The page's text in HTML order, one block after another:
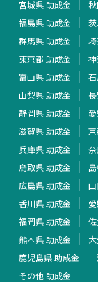
宮城県 助成金
福島県 助成金
群馬県 助成金
東京都 助成金
富山県 助成金
山梨県 助成金
静岡県 助成金
滋賀県 助成金
兵庫県 助成金
鳥取県 助成金
広島県 助成金
香川県 助成金
福岡県 助成金
熊本県 助成金
鹿児島県 助成金
その他 助成金